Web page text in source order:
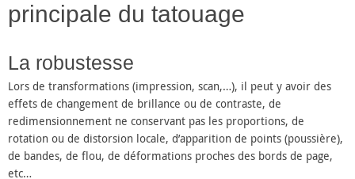
principale du tatouage
La robustesse
Lors de transformations (impression, scan,…), il peut y avoir des
effets de changement de brillance ou de contraste, de
redimensionnement ne conservant pas les proportions, de
rotation ou de distorsion locale, d’apparition de points (poussière),
de bandes, de flou, de déformations proches des bords de page,
etc…